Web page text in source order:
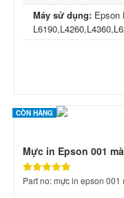
Máy sử dụng: Epson
CÒN HÀNG
Mực in Epson 001
Part no: mực in epson 001